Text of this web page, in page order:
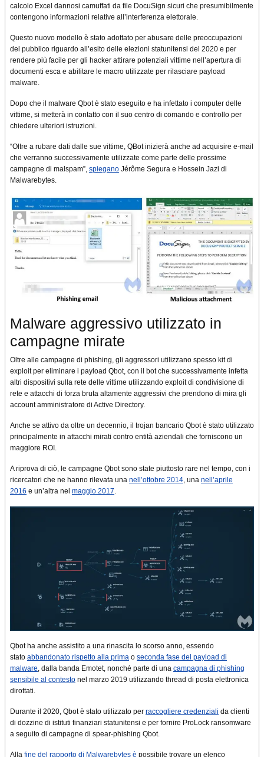
calcolo Excel dannosi camuffati da file DocuSign sicuri che presumibilmente
contengono informazioni relative all’interferenza elettorale.
Questo nuovo modello è stato adottato per abusare delle preoccupazioni
del pubblico riguardo all’esito delle elezioni statunitensi del 2020 e per
rendere più facile per gli hacker attirare potenziali vittime nell’apertura di
documenti esca e abilitare le macro utilizzate per rilasciare payload
malware.
Dopo che il malware Qbot è stato eseguito e ha infettato i computer delle
vittime, si metterà in contatto con il suo centro di comando e controllo per
chiedere ulteriori istruzioni.
“Oltre a rubare dati dalle sue vittime, QBot inizierà anche ad acquisire e-mail
che verranno successivamente utilizzate come parte delle prossime
campagne di malspam”, spiegano Jérôme Segura e Hossein Jazi di
Malwarebytes.
Malware aggressivo utilizzato in
campagne mirate
Oltre alle campagne di phishing, gli aggressori utilizzano spesso kit di
exploit per eliminare i payload Qbot, con il bot che successivamente infetta
altri dispositivi sulla rete delle vittime utilizzando exploit di condivisione di
rete e attacchi di forza bruta altamente aggressivi che prendono di mira gli
account amministratore di Active Directory.
Anche se attivo da oltre un decennio, il trojan bancario Qbot è stato utilizzato
principalmente in attacchi mirati contro entità aziendali che forniscono un
maggiore ROI.
A riprova di ciò, le campagne Qbot sono state piuttosto rare nel tempo, con i
ricercatori che ne hanno rilevata una nell’ottobre 2014, una nell’aprile
2016 e un’altra nel maggio 2017.
Qbot ha anche assistito a una rinascita lo scorso anno, essendo
stato abbandonato rispetto alla prima o seconda fase del payload di
malware , dalla banda Emotet, nonché parte di una campagna di phishing
sensibile al contesto nel marzo 2019 utilizzando thread di posta elettronica
dirottati.
Durante il 2020, Qbot è stato utilizzato per raccogliere credenziali da clienti
di dozzine di istituti finanziari statunitensi e per fornire ProLock ransomware
a seguito di campagne di spear-phishing Qbot.
Alla fine del rapporto di Malwarebytes è possibile trovare un elenco